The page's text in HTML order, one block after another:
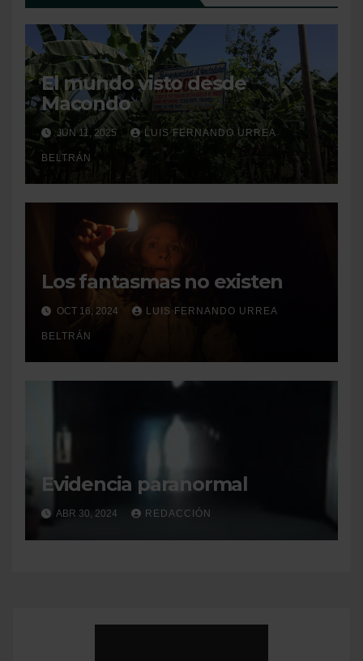
El mundo visto desde
Macondo
JUN 11, 2025 LUIS FERNANDO URREA
BELTRÁN
Los fantasmas no existen
OCT 16, 2024 LUIS FERNANDO URREA
BELTRÁN
Evidencia paranormal
ABR 30, 2024 REDACCIÓN